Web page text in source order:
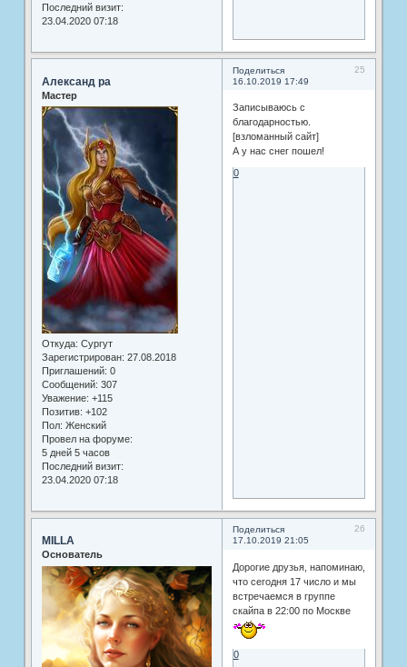
Последний визит:
23.04.2020 07:18
Поделиться
25
16.10.2019 17:49
Александ ра
Мастер
Откуда: Сургут
Зарегистрирован: 27.08.2018
Приглашений: 0
Сообщений: 307
Уважение: +115
Позитив: +102
Пол: Женский
Провел на форуме:
5 дней 5 часов
Последний визит:
23.04.2020 07:18
Записываюсь с
благодарностью.
[взломанный сайт]
А у нас снег пошел!
0
Поделиться
26
17.10.2019 21:05
MILLA
Основатель
Дорогие друзья, напоминаю,
что сегодня 17 число и мы
встречаемся в группе
скайпа в 22:00 по Москве
0